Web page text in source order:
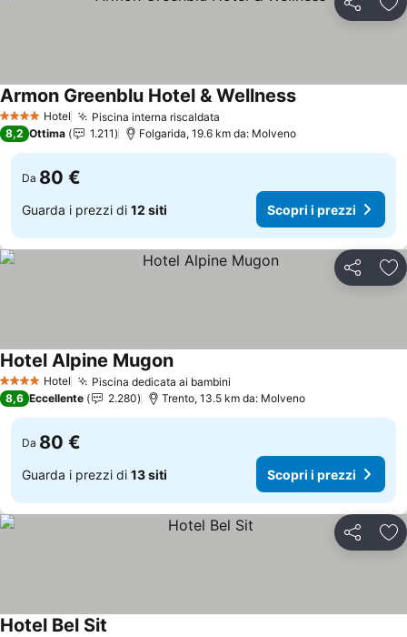
Condividi
4 Stelle Hotel Piscina interna riscaldata
Armon Greenblu Hotel & WellnessScopri i prezzi
8,2 Ottima 1.211 Folgarida, 19.6 km da: Molveno
Da 80 €
Guarda i prezzi di 12 siti Scopri i prezzi
Condividi
4 Stelle Hotel Piscina dedicata ai bambini
Hotel Alpine MugonScopri i prezzi
8,6 Eccellente 2.280 Trento, 13.5 km da: Molveno
Da 80 €
Guarda i prezzi di 13 siti Scopri i prezzi
Condividi
Hotel Bel Sit